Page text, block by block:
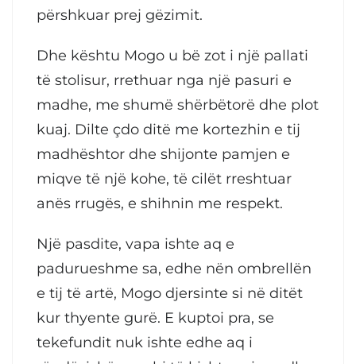
përshkuar prej gëzimit.
Dhe kështu Mogo u bë zot i një pallati
të stolisur, rrethuar nga një pasuri e
madhe, me shumë shërbëtorë dhe plot
kuaj. Dilte çdo ditë me kortezhin e tij
madhështor dhe shijonte pamjen e
miqve të një kohe, të cilët rreshtuar
anës rrugës, e shihnin me respekt.
Një pasdite, vapa ishte aq e
padurueshme sa, edhe nën ombrellën
e tij të artë, Mogo djersinte si në ditët
kur thyente gurë. E kuptoi pra, se
tekefundit nuk ishte edhe aq i